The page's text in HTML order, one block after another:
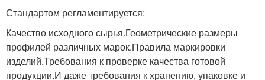
Стандартом регламентируется:
Качество исходного сырья.Геометрические размеры
профилей различных марок.Правила маркировки
изделий.Требования к проверке качества готовой
продукции.И даже требования к хранению, упаковке и